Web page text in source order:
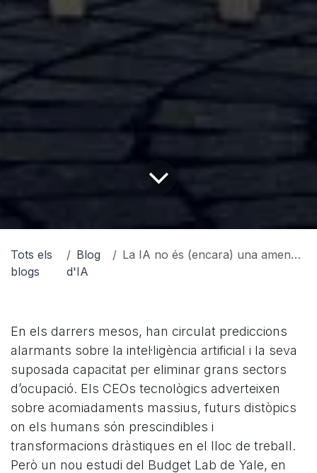
Tots els
blogs
Blog
d'IA
La IA no és (encara) una amenaça per a l’ocupació
En els darrers mesos, han circulat prediccions
alarmants sobre la intel·ligència artificial i la seva
suposada capacitat per eliminar grans sectors
d’ocupació. Els CEOs tecnològics adverteixen
sobre acomiadaments massius, futurs distòpics
on els humans són prescindibles i
transformacions dràstiques en el lloc de treball.
Però un nou estudi del Budget Lab de Yale, en